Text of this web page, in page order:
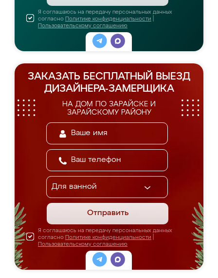
Я соглашаюсь на передачу персональных данных
согласно Политике конфиденциальности
Пользовательскому соглашению
ЗАКАЗАТЬ БЕСПЛАТНЫЙ ВЫЕЗД
ДИЗАЙНЕРА-ЗАМЕРЩИКА
НА ДОМ ПО ЗАРАЙСКЕ И
ЗАРАЙСКОМУ РАЙОНУ
Отправить
Я соглашаюсь на передачу персональных данных
согласно Политике конфиденциальности
Пользовательскому соглашению